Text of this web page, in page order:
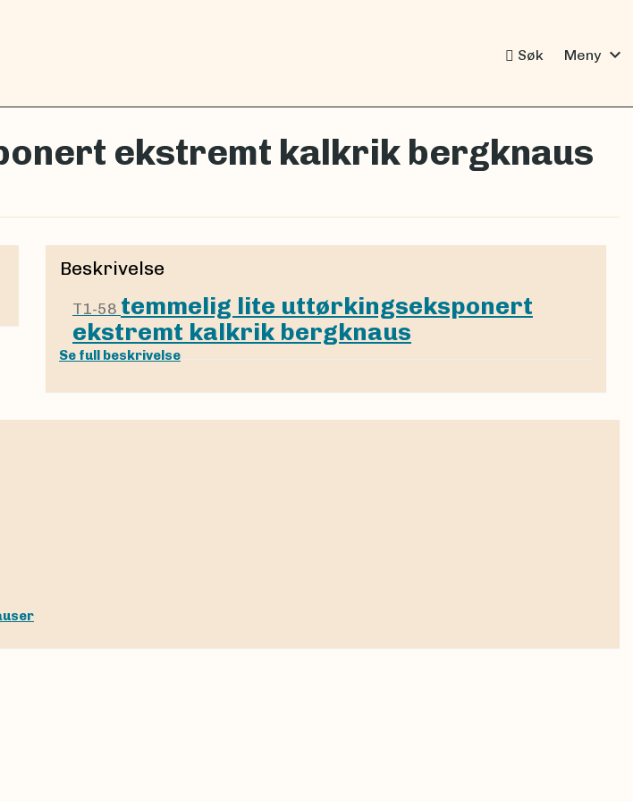
Søk Meny expand_more
ekstremt kalkrik bergknaus
Beskrivelse
T1-58 temmelig lite uttørkingseksponert
ekstremt kalkrik bergknaus
Se full beskrivelse